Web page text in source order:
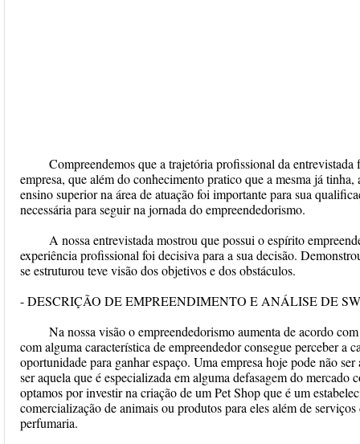
Compreendemos que a trajetória profissional da
empresa, que além do conhecimento pratico que a mesma já
ensino superior na área de atuação foi importante para sua
necessária para seguir na jornada do empreendedorismo.
A nossa entrevistada mostrou que possui o espírito
experiência profissional foi decisiva para a sua decisão.
se estruturou teve visão dos objetivos e dos obstáculos.
- DESCRIÇÃO DE EMPREENDIMENTO E ANÁLISE DE
Na nossa visão o empreendedorismo aumenta de acordo
com alguma característica de empreendedor consegue perceber a
oportunidade para ganhar espaço. Uma empresa hoje pode não
ser aquela que é especializada em alguma defasagem do mercado
optamos por investir na criação de um Pet Shop que é um
comercialização de animais ou produtos para eles além de
perfumaria.